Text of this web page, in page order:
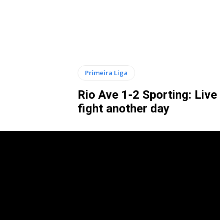
Primeira Liga
Rio Ave 1-2 Sporting:
fight another day